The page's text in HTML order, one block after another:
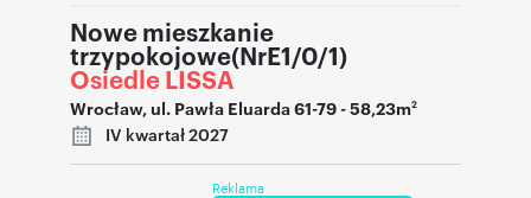
Nowe mieszkanie
trzypokojowe(NrE1/0/1)
Osiedle LISSA
Wrocław, ul. Pawła Eluarda 61-79- 58,23m2
IV kwartał 2027
Reklama